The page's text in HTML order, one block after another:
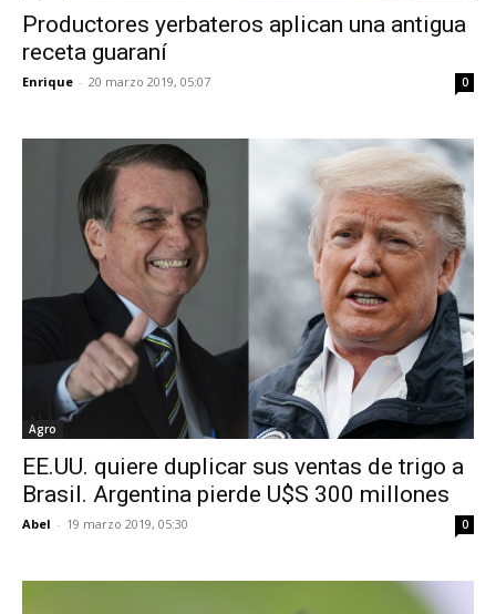
Productores yerbateros aplican una antigua
receta guaraní
Enrique - 20 marzo 2019, 05:07 0
Agro
EE.UU. quiere duplicar sus ventas de trigo a
Brasil. Argentina pierde U$S 300 millones
Abel - 19 marzo 2019, 05:30 0